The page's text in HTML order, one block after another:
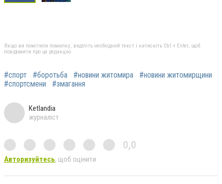
Якщо ви помітили помилку, виділіть необхідний текст і натисніть Ctrl + Enter, щоб
повідомити про це редакцію
#спорт #боротьба #новини житомира
#новини житомирщини
#спортсмени
#змагання
Ketlandia
журналіст
0,0
Авторизуйтесь, щоб оцінити